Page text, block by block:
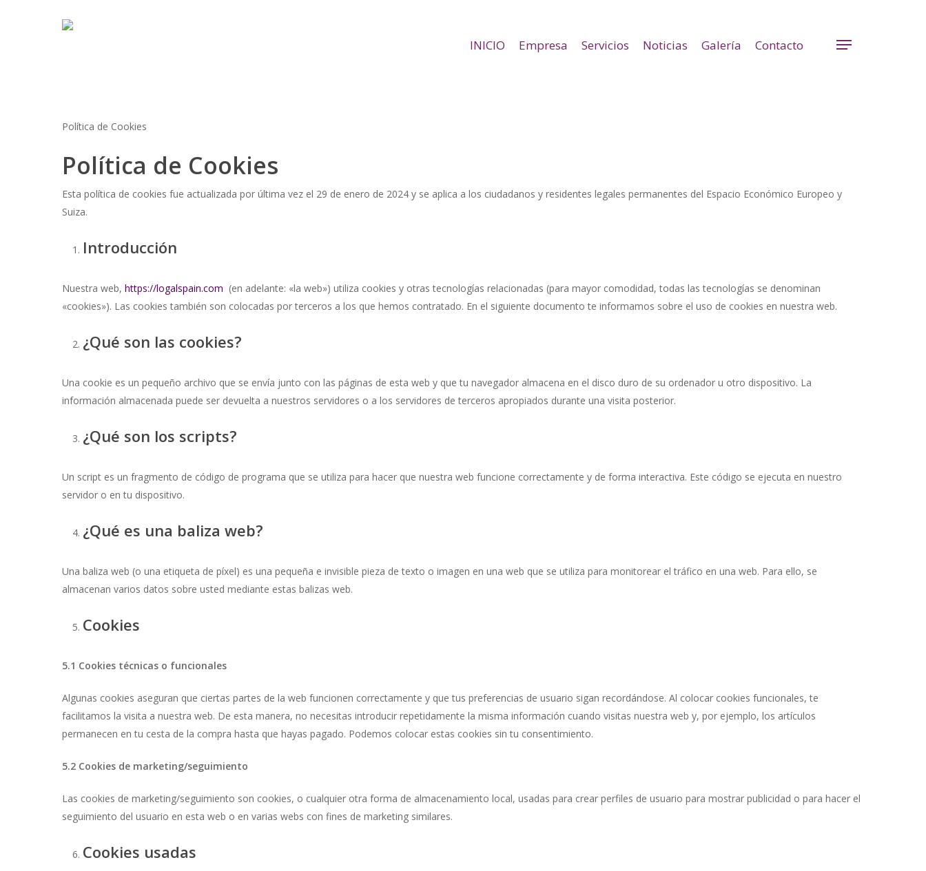
INICIO Empresa Servicios Noticias Galería Contacto Menu
Política de Cookies
Política de Cookies
Esta política de cookies fue actualizada por última vez el 29 de enero de 2024 y se aplica a los ciudadanos y residentes legales permanentes del Espacio Económico Europeo y
Suiza.
Introducción
Nuestra web,https://logalspain.com (en adelante: «la web») utiliza cookies y otras tecnologías relacionadas (para mayor comodidad, todas las tecnologías se denominan
«cookies»). Las cookies también son colocadas por terceros a los que hemos contratado. En el siguiente documento te informamos sobre el uso de cookies en nuestra web.
¿Qué son las cookies?
Una cookie es un pequeño archivo que se envía junto con las páginas de esta web y que tu navegador almacena en el disco duro de su ordenador u otro dispositivo. La
información almacenada puede ser devuelta a nuestros servidores o a los servidores de terceros apropiados durante una visita posterior.
¿Qué son los scripts?
Un script es un fragmento de código de programa que se utiliza para hacer que nuestra web funcione correctamente y de forma interactiva. Este código se ejecuta en nuestro
servidor o en tu dispositivo.
¿Qué es una baliza web?
Una baliza web (o una etiqueta de píxel) es una pequeña e invisible pieza de texto o imagen en una web que se utiliza para monitorear el tráfico en una web. Para ello, se
almacenan varios datos sobre usted mediante estas balizas web.
Cookies
5.1 Cookies técnicas o funcionales
Algunas cookies aseguran que ciertas partes de la web funcionen correctamente y que tus preferencias de usuario sigan recordándose. Al colocar cookies funcionales, te
facilitamos la visita a nuestra web. De esta manera, no necesitas introducir repetidamente la misma información cuando visitas nuestra web y, por ejemplo, los artículos
permanecen en tu cesta de la compra hasta que hayas pagado. Podemos colocar estas cookies sin tu consentimiento.
5.2 Cookies de marketing/seguimiento
Las cookies de marketing/seguimiento son cookies, o cualquier otra forma de almacenamiento local, usadas para crear perfiles de usuario para mostrar publicidad o para hacer el
seguimiento del usuario en esta web o en varias webs con fines de marketing similares.
Cookies usadas